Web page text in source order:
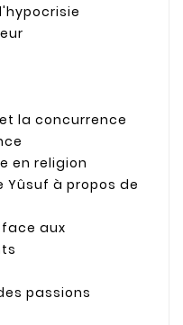
la concurrence
en religion
Yûsuf à propos de
passions